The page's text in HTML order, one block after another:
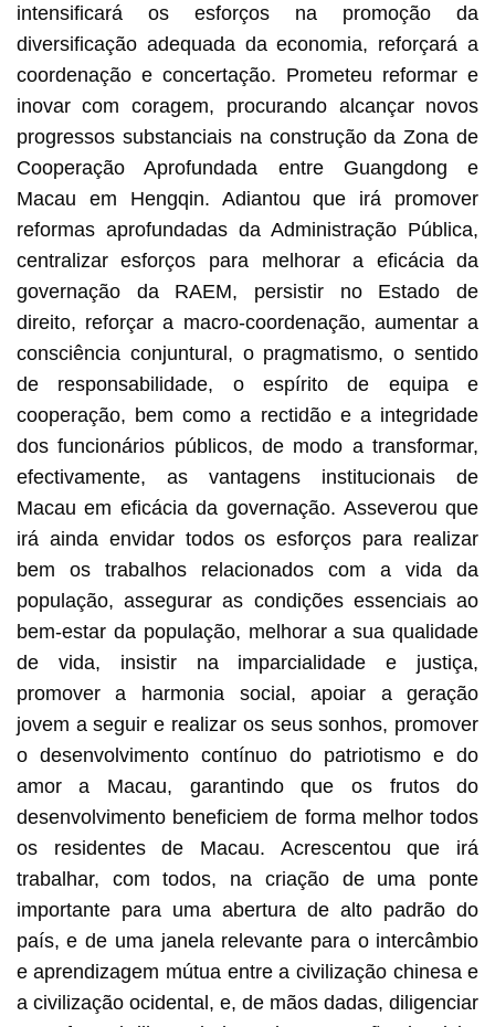
intensificará os esforços na promoção da
diversificação adequada da economia, reforçará a
coordenação e concertação. Prometeu reformar e
inovar com coragem, procurando alcançar novos
progressos substanciais na construção da Zona de
Cooperação Aprofundada entre Guangdong e
Macau em Hengqin. Adiantou que irá promover
reformas aprofundadas da Administração Pública,
centralizar esforços para melhorar a eficácia da
governação da RAEM, persistir no Estado de
direito, reforçar a macro-coordenação, aumentar a
consciência conjuntural, o pragmatismo, o sentido
de responsabilidade, o espírito de equipa e
cooperação, bem como a rectidão e a integridade
dos funcionários públicos, de modo a transformar,
efectivamente, as vantagens institucionais de
Macau em eficácia da governação. Asseverou que
irá ainda envidar todos os esforços para realizar
bem os trabalhos relacionados com a vida da
população, assegurar as condições essenciais ao
bem-estar da população, melhorar a sua qualidade
de vida, insistir na imparcialidade e justiça,
promover a harmonia social, apoiar a geração
jovem a seguir e realizar os seus sonhos, promover
o desenvolvimento contínuo do patriotismo e do
amor a Macau, garantindo que os frutos do
desenvolvimento beneficiem de forma melhor todos
os residentes de Macau. Acrescentou que irá
trabalhar, com todos, na criação de uma ponte
importante para uma abertura de alto padrão do
país, e de uma janela relevante para o intercâmbio
e aprendizagem mútua entre a civilização chinesa e
a civilização ocidental, e, de mãos dadas, diligenciar